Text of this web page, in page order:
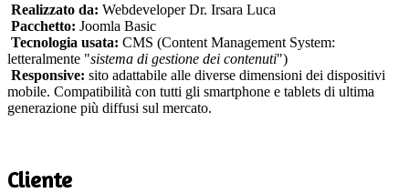
Realizzato da: Webdeveloper Dr. Irsara Luca
Pacchetto: Joomla Basic
Tecnologia usata: CMS (Content Management System:
letteralmente "sistema di gestione dei contenuti")
Responsive: sito adattabile alle diverse dimensioni dei dispositivi
mobile. Compatibilità con tutti gli smartphone e tablets di ultima
generazione più diffusi sul mercato.
Cliente